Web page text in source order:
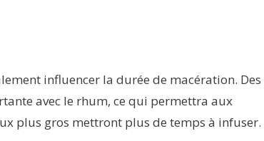
influencer la durée de macération. Des
avec le rhum, ce qui permettra aux
plus gros mettront plus de temps à infuser.